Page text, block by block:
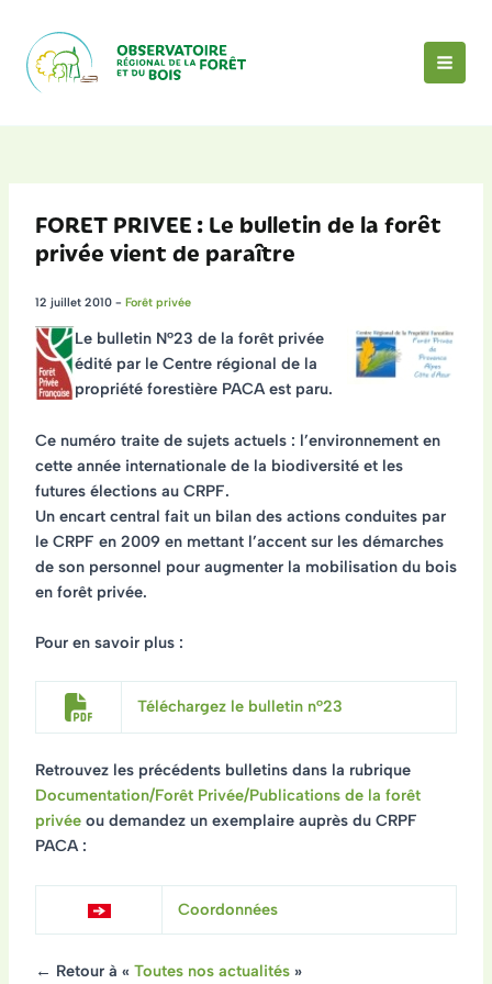
contenu
FORET PRIVEE : Le bulletin de la forêt
privée vient de paraître
12 juillet 2010 - Forêt privée
Le bulletin N°23 de la forêt privée
édité par le Centre régional de la
propriété forestière PACA est paru.
Ce numéro traite de sujets actuels : l’environnement en
cette année internationale de la biodiversitéet les
futures élections au CRPF.
Un encart central fait un bilan des actions conduites par
le CRPF en 2009en mettant l’accent sur les démarches
de son personnel pour augmenter la mobilisation du bois
en forêt privée.
Pour en savoir plus :
Téléchargez le bulletin n°23
Retrouvez les précédents bulletins dans la rubrique
Documentation/Forêt Privée/Publications de la forêt
privéeou demandez un exemplaire auprès du CRPF
PACA :
Coordonnées
← Retour à « Toutes nos actualités»